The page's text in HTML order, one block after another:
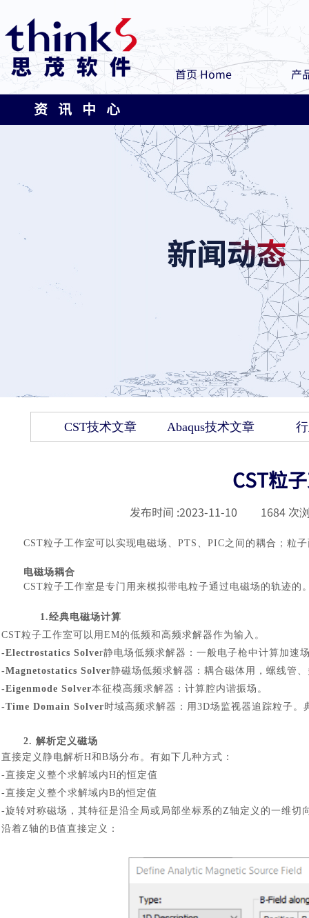
首页 Home 产
资 讯 中 心
CST技术文章 Abaqus技术文章
CST粒
发布时间 :2023-11-10 1684 次
CST粒子工作室可以实现电磁场、PTS、PIC之间的耦合；粒
电磁场耦合
CST粒子工作室是专门用来模拟带电粒子通过电磁场的轨迹
1.经典电磁场计算
CST粒子工作室可以用EM的低频和高频求解器作为输入。
-Electrostatics Solver静电场低频求解器：一般电子枪中计算加速
-Magnetostatics Solver静磁场低频求解器：耦合磁体用，螺线管
-Eigenmode Solver本征模高频求解器：计算腔内谐振场。
-Time Domain Solver时域高频求解器：用 3D场监视器追踪粒子。
2. 解析定义磁场
直接定义静电解析H和B场分布。有如下几种方式：
-直接定义整个求解域内H的恒定值
-直接定义整个求解域内B的恒定值
-旋转对称磁场，其特征是沿全局或局部坐标系的Z轴定义的一维切
沿着Z轴的B值直接定义：